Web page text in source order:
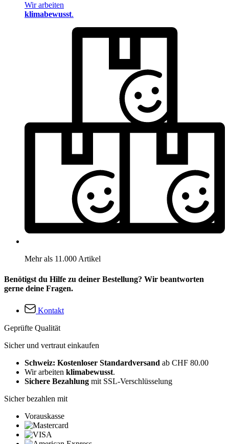
Wir arbeiten
klimabewusst.
Mehr als 11.000 Artikel
Benötigst du Hilfe zu deiner Bestellung? Wir beantworten
gerne deine Fragen.
Kontakt
Geprüfte Qualität
Sicher und vertraut einkaufen
Schweiz: Kostenloser Standardversand ab CHF 80.00
Wir arbeiten klimabewusst.
Sichere Bezahlung mit SSL-Verschlüsselung
Sicher bezahlen mit
Vorauskasse